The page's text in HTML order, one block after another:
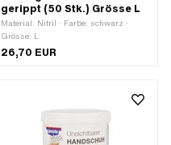
gerippt (50 Stk.) Grösse L
Material: Nitril · Farbe: schwarz ·
Grösse: L
26,70 EUR